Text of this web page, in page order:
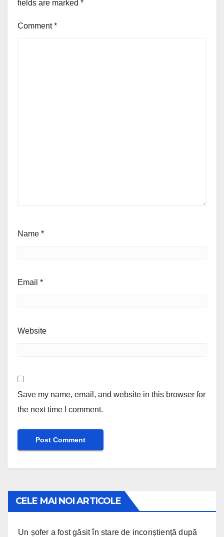
fields are marked *
Comment*
Name *
Email *
Website
Save my name, email, and website in this browser for
the next time I comment.
CELE MAI NOI ARTICOLE
Un șofer a fost găsit în stare de inconștiență după